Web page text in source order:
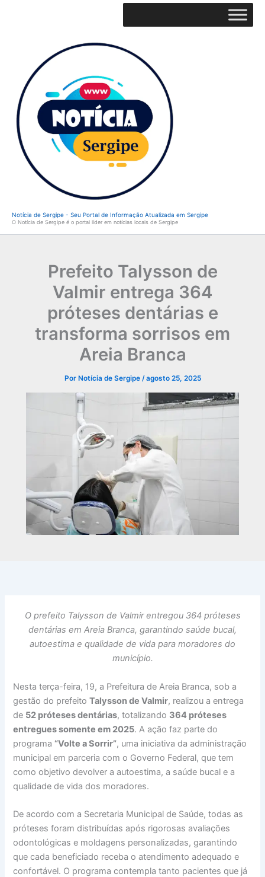
Notícia de Sergipe - Seu Portal de Informação Atualizada em Sergipe
O Notícia de Sergipe é o portal líder em notícias locais de Sergipe
Prefeito Talysson de
Valmir entrega 364
próteses dentárias e
transforma sorrisos em
Areia Branca
Por Notícia de Sergipe /agosto 25, 2025
O prefeito Talysson de Valmir entregou 364 próteses
dentárias em Areia Branca, garantindo saúde bucal,
autoestima e qualidade de vida para moradores do
município.
Nesta terça-feira, 19, a Prefeitura de Areia Branca, sob a
gestão do prefeitoTalysson de Valmir, realizou a entrega
de 52 próteses dentárias, totalizando 364 próteses
entregues somente em 2025. A ação faz parte do
programa “Volte a Sorrir”, uma iniciativa da administração
municipal em parceria com o Governo Federal, que tem
como objetivo devolver a autoestima, a saúde bucal e a
qualidade de vida dos moradores.
De acordo com a Secretaria Municipal de Saúde, todas as
próteses foram distribuídas após rigorosas avaliações
odontológicas e moldagens personalizadas, garantindo
que cada beneficiado receba o atendimento adequado e
confortável. O programa contempla tanto pacientes que já